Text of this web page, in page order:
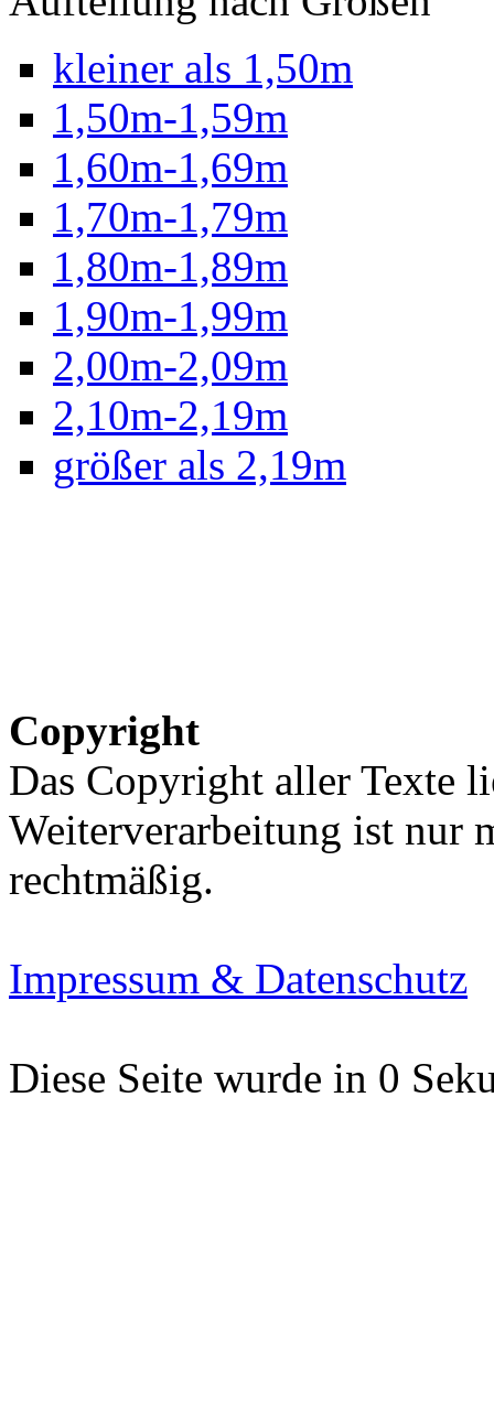
kleiner als 1,50m
1,50m-1,59m
1,60m-1,69m
1,70m-1,79m
1,80m-1,89m
1,90m-1,99m
2,00m-2,09m
2,10m-2,19m
größer als 2,19m
Copyright
Das Copyright aller Texte
Weiterverarbeitung ist nur
rechtmäßig.
Impressum & Datenschutz
Diese Seite wurde in 0